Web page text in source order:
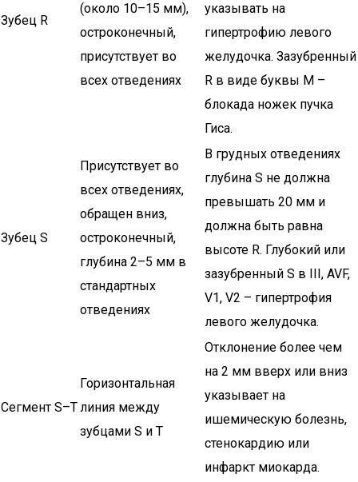
Зубец R
(около 10–15 мм),
остроконечный,
присутствует во
всех отведениях
указывать на
гипертрофию левого
желудочка. Зазубренный
R в виде буквы М –
блокада ножек пучка
Гиса.
Зубец S
Присутствует во
всех отведениях,
обращен вниз,
остроконечный,
глубина 2–5 мм в
стандартных
отведениях
В грудных отведениях
глубина S не должна
превышать 20 мм и
должна быть равна
высоте R. Глубокий или
зазубренный S в III, AVF,
V1, V2 – гипертрофия
левого желудочка.
Сегмент S–T
Горизонтальная
линия между
зубцами S и T
Отклонение более чем
на 2 мм вверх или вниз
указывает на
ишемическую болезнь,
стенокардию или
инфаркт миокарда.